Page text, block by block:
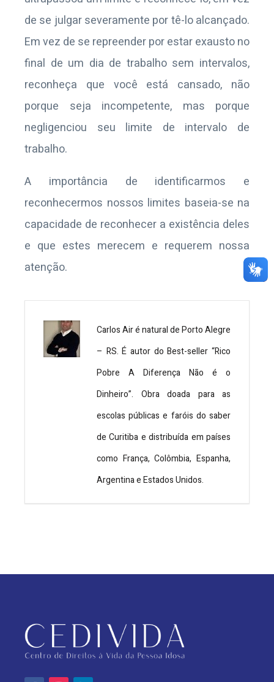
de se julgar severamente por tê-lo alcançado.
Em vez de se repreender por estar exausto no
final de um dia de trabalho sem intervalos,
reconheça que você está cansado, não
porque seja incompetente, mas porque
negligenciou seu limite de intervalo de
trabalho.
A importância de identificarmos e
reconhecermos nossos limites baseia-se na
capacidade de reconhecer a existência deles
e que estes merecem e requerem nossa
atenção.
Carlos Air é natural de Porto Alegre
– RS. É autor do Best-seller “Rico
Pobre A Diferença Não é o
Dinheiro”. Obra doada para as
escolas públicas e faróis do saber
de Curitiba e distribuída em países
como França, Colômbia, Espanha,
Argentina e Estados Unidos.